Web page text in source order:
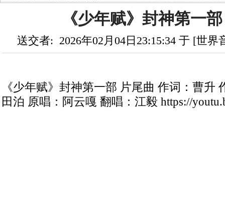
《少年赋》封神第一
送交者: 2026年02月04日23:15:34 于 [世
《少年赋》封神第一部 片尾曲 作词：曹升
田泊 原唱：阿云嘎 翻唱：江毅 https://